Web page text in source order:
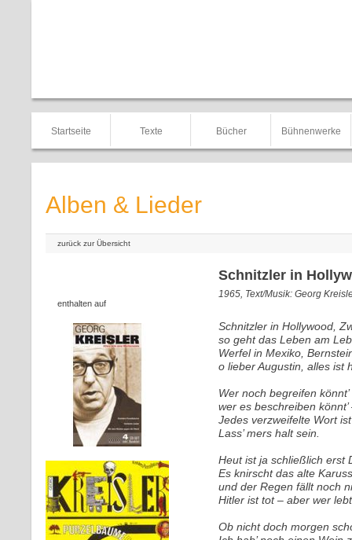
Startseite Texte Bücher Bühnenwerke
Alben & Lieder
zurück zur Übersicht
enthalten auf
Schnitzler in
1965, Text/Musik: Georg
Schnitzler in Hollywood,
so geht das Leben am
Werfel in Mexiko,
o lieber Augustin, alles ist
Wer noch begreifen
wer es beschreiben
Jedes verzweifelte Wort
Lass’ mers halt sein.
Heut ist ja schließlich erst
Es knirscht das alte
und der Regen fällt noch
Hitler ist tot – aber wer
Ob nicht doch morgen